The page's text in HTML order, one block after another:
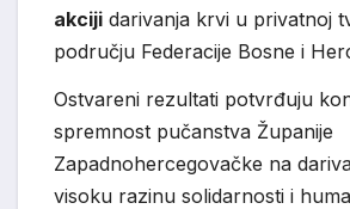
akciji darivanja krvi u privatnoj
području Federacije Bosne i
Ostvareni rezultati potvrđuju
spremnost pučanstva Županije
Zapadnohercegovačke na
visoku razinu solidarnosti i